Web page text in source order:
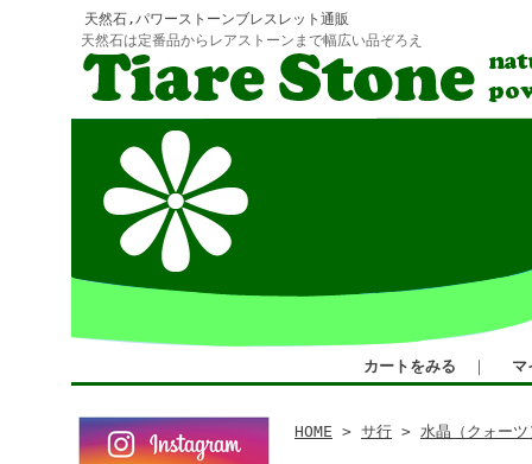
天然石,パワーストーンブレスレット通販
天然石は定番品からレアストーンまで幅広い品ぞろえ
カートをみる ｜ マ
HOME > サ行 > 水晶（クォーツ